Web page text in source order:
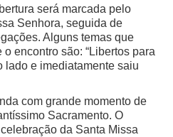
será marcada pelo
Senhora, seguida de
Alguns temas que
encontro são: “Libertos para
lado e imediatamente saiu
com grande momento de
Sacramento. O
da Santa Missa